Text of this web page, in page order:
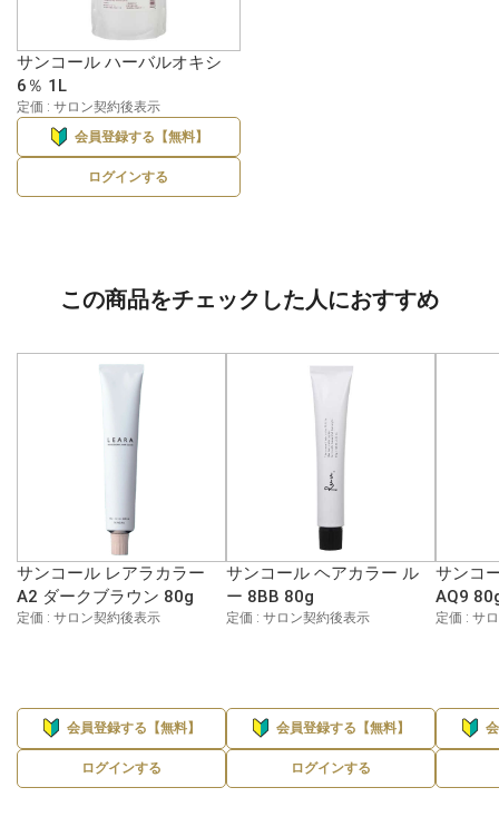
サンコール ハーバルオキシ
6％ 1L
定価 : サロン契約後表示
会員登録する【無料】
ログインする
この商品をチェックした人におすすめ
サンコール レアラカラー
A2 ダークブラウン 80g
定価 : サロン契約後表示
会員登録する【無料】
ログインする
サンコール ヘアカラー ル
ー 8BB 80g
定価 : サロン契約後表示
会員登録する【無料】
ログインする
サンコ
AQ9
定価 : サ